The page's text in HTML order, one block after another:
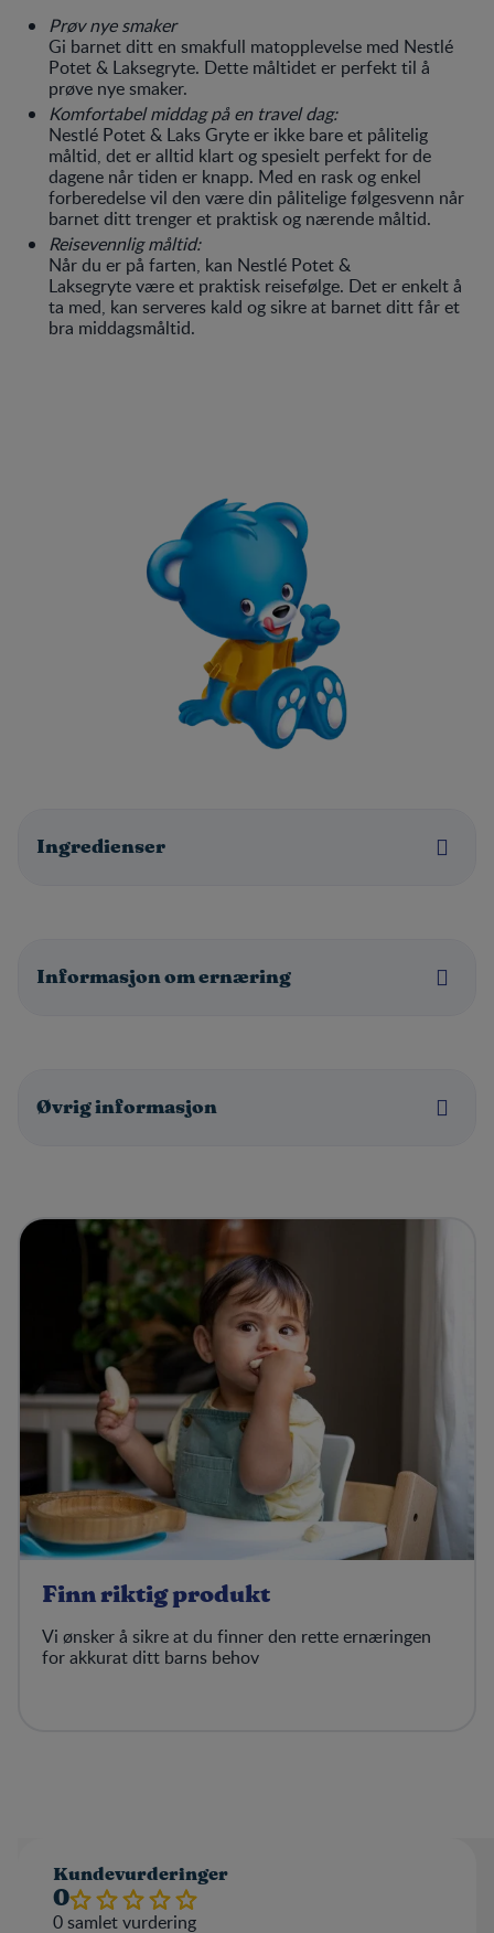
Prøv nye smaker
Gi barnet ditt en smakfull matopplevelse med Nestlé
Potet & Laksegryte. Dette måltidet er perfekt til å
prøve nye smaker.
Komfortabel middag på en travel dag:
Nestlé Potet & Laks Gryte er ikke bare et pålitelig
måltid, det er alltid klart og spesielt perfekt for de
dagene når tiden er knapp. Med en rask og enkel
forberedelse vil den være din pålitelige følgesvenn når
barnet ditt trenger et praktisk og nærende måltid.
Reisevennlig måltid:
Når du er på farten, kan Nestlé Potet &
Laksegryte være et praktisk reisefølge. Det er enkelt å
ta med, kan serveres kald og sikre at barnet ditt får et
bra middagsmåltid.
Ingredienser
Informasjon om ernæring
Øvrig informasjon
Finn riktig produkt
Vi ønsker å sikre at du finner den rette ernæringen
for akkurat ditt barns behov
Kundevurderinger
0
0samlet vurdering